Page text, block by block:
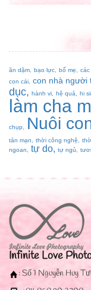
ăn dặm bạo lực bố mẹ các
con cái con nhà người
dục
hành vi hệ quả hi
làm cha
chụp Nuôi
tản mạn thời công nghệ
ngoan
tự do tự ngủ
Infinite Love
: Số 1 Nguyễn Huy